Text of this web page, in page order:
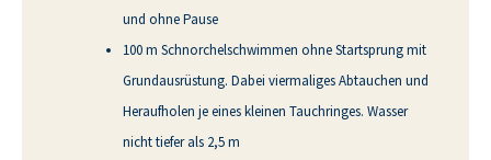
und ohne Pause
100 m Schnorchelschwimmen ohne Startsprung mit
Grundausrüstung. Dabei viermaliges Abtauchen und
Heraufholen je eines kleinen Tauchringes. Wasser
nicht tiefer als 2,5 m